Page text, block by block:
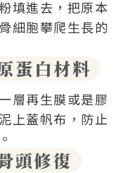
填進去，把原本
細胞攀爬生長的
蛋白材料
層再生膜或是膠
上蓋帆布，防止
頭修復